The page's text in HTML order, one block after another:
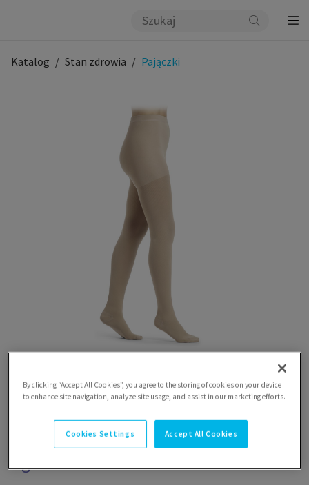
Katalog Stan zdrowia Pajączki
By clicking “Accept All Cookies”, you agree to the storing of cookies on your device
to enhance site navigation, analyze site usage, and assist in our marketing efforts.
Cookies Settings Accept All Cookies